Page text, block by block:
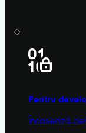
Pentru
Încasează